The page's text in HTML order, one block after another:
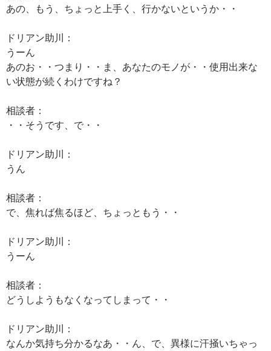
あの、もう、ちょっと上手く、行かないというか・・
ドリアン助川：
うーん
あのお・・つまり・・ま、あなたのモノが・・使用出来な
い状態が続くわけですね？
相談者：
・・そうです、で・・
ドリアン助川：
うん
相談者：
で、焦れば焦るほど、ちょっともう・・
ドリアン助川：
うーん
相談者：
どうしようもなくなってしまって・・
ドリアン助川：
なんか気持ち分かるなあ・・ん、で、異様に汗掻いちゃっ